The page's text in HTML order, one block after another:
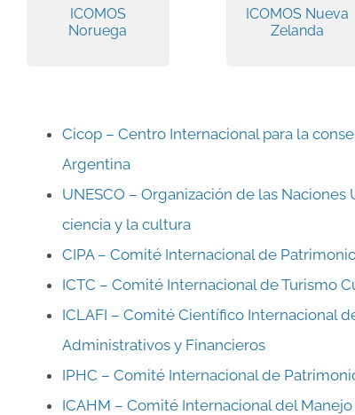
ICOMOS
Noruega
ICOMOS Nueva
Zelanda
Cicop – Centro Internacional para la
Argentina
UNESCO – Organización de las Naciones
ciencia y la cultura
CIPA – Comité Internacional de
ICTC – Comité Internacional de Turismo
ICLAFI – Comité Científico Internacional
Administrativos y Financieros
IPHC – Comité Internacional de
ICAHM – Comité Internacional del